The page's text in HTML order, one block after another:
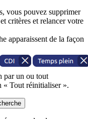
vous pouvez supprimer
critères et relancer votre
apparaissent de la façon
par un ou tout
« Tout réinitialiser ».